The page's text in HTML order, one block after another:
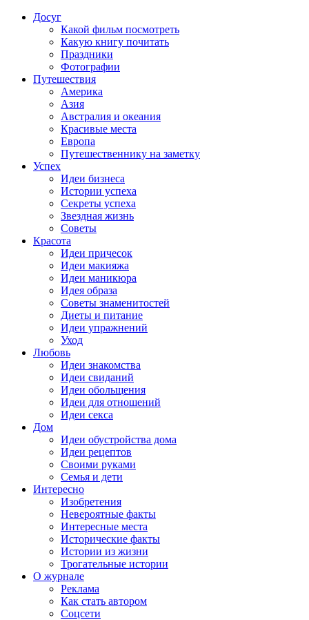
Досуг
Какой фильм посмотреть
Какую книгу почитать
Праздники
Фотографии
Путешествия
Америка
Азия
Австралия и океания
Красивые места
Европа
Путешественнику на заметку
Успех
Идеи бизнеса
Истории успеха
Секреты успеха
Звездная жизнь
Советы
Красота
Идеи причесок
Идеи макияжа
Идеи маникюра
Идея образа
Советы знаменитостей
Диеты и питание
Идеи упражнений
Уход
Любовь
Идеи знакомства
Идеи свиданий
Идеи обольщения
Идеи для отношений
Идеи секса
Дом
Идеи обустройства дома
Идеи рецептов
Своими руками
Семья и дети
Интересно
Изобретения
Невероятные факты
Интересные места
Исторические факты
Истории из жизни
Трогательные истории
О журнале
Реклама
Как стать автором
Соцсети